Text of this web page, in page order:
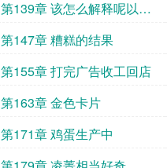
好多
第139章 该怎么解释呢以前
籽城的民众其实不这样
第147章 糟糕的结果
第155章 打完广告收工回店
第163章 金色卡片
第171章 鸡蛋生产中